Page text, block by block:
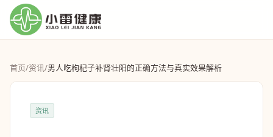
首页/资讯/男人吃枸杞子补肾壮阳的正确方法与真实效果解析
资讯